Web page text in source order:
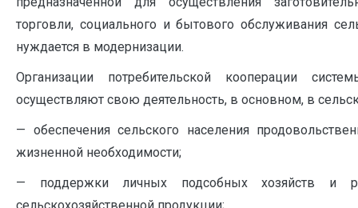
торговли, социального и бытового обслуживания
нуждается в модернизации.
Организации потребительской кооперации
осуществляют свою деятельность, в основном, в
— обеспечения сельского населения
жизненной необходимости;
— поддержки личных подсобных хозяйств и